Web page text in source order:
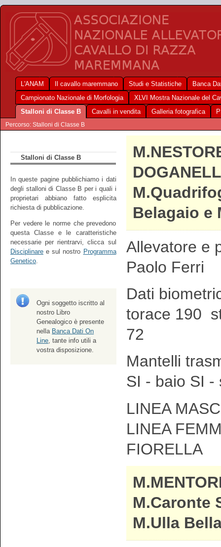
L'ANAM Il cavallo maremmano Studi e Statistiche
Banca
Campionato Nazionale di Morfologia
XLVI Mostra Nazionale del
Stalloni di Classe B
Cavalli in vendita Galleria fotografica
Percorso: Stalloni di Classe B
Stalloni di Classe B
In queste pagine pubblichiamo i dati
degli stalloni di Classe B per i quali i
proprietari abbiano fatto esplicita
richiesta di pubblicazione.
Per vedere le norme che prevedono
questa Classe e le caratteristiche
necessarie per rientrarvi, clicca sul
Disciplinare e sul nostro Programma
Genetico.
Ogni soggetto iscritto al
nostro Libro
Genealogico è presente
nella Banca Dati On
Line , tante info utili a
vostra disposizione.
Belagaio e
Allevatore e
Paolo Ferri
Dati
torace 190
72
Mantelli
SI - baio SI -
LINEA
LINEA
FIORELLA
M.Caronte
M.Ulla